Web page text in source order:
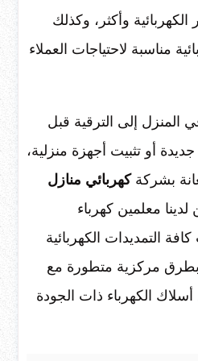
الكهربائية وأكثر، وكذلك
مناسبة لاحتياجات العملاء
المنزل إلى الترقية قبل
جديدة أو تثبيت أجهزة منزلية،
بشركةكهربائي منازل
لدينا معلمين كهرباء
التمديدات الكهربائية
مركزية متطورة مع
الكهرباء ذات الجودة